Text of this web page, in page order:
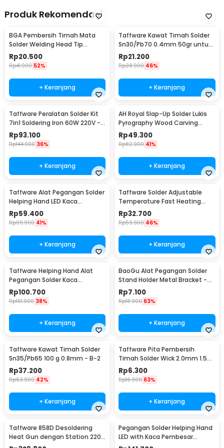
Produk Rekomendasi
BGA Pembersih Timah Mata
Solder Welding Head Tip
Cleaning
Rp20.500
Rp41.900 52%
+ Keranjang
Taffware Kawat Timah Solder
Sn30/Pb70 0.4mm 50gr untuk
PCB Elektronik 0.4mm
Rp21.200
Rp38.900 46%
+ Keranjang
Taffware Peralatan Solder Kit
7in1 Soldering Iron 60W 220V -
CS-31 E
Rp93.100
Rp144.900 36%
+ Keranjang
AH Royal Slap-Up Solder Lukis
Pyrography Wood Carving
Soldering Iron - PAC904
Rp49.300
Rp82.900 41%
+ Keranjang
Taffware Alat Pegangan Solder
Helping Hand LED Kaca
Pembesar 3.5X - TE-801
Rp59.400
Rp99.900 41%
+ Keranjang
Taffware Solder Adjustable
Temperature Fast Heating
60W with 5 Tips - CS-31 A
Rp32.700
Rp59.900 46%
+ Keranjang
Taffware Helping Hand Alat
Pegangan Solder Kaca
Pembesar LED - MG16129-C
Rp100.700
Rp161.900 38%
+ Keranjang
BaoGu Alat Pegangan Solder
Stand Holder Metal Bracket -
DBL-X10
Rp7.100
Rp18.900 63%
+ Keranjang
Taffware Kawat Timah Solder
Sn35/Pb65 100 g 0.8mm - B-2
Rp37.200
Rp63.900 42%
+ Keranjang
Taffware Pita Pembersih
Timah Solder Wick 2.0mm 1.5M
- CP-2015
Rp6.300
Rp16.900 63%
+ Keranjang
Taffware 858D Desoldering
Heat Gun dengan Station 220V
750W
Pegangan Solder Helping Hand
LED with Kaca Pembesar
Magnifier 3X/4.5X - TH-7023